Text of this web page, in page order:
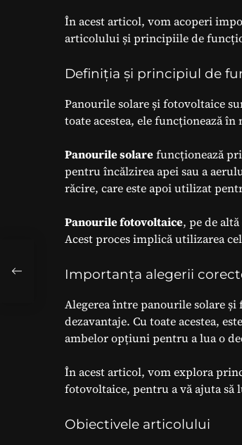
În acest articol, vom acoperi
articolului și principiile de
Definiția și principiul de
Panourile solare și fotovoltaice
toate acestea, ele funcționează
Panourile solarefuncționează
pentru încălzirea apei sau a
răcire, care este apoi utilizat
Panourile fotovoltaice, pe de
Acest proces implică utilizarea
Importanța alegerii
Alegerea între panourile solare
dezavantaje. Cu toate acestea,
ambelor opțiuni pentru a lua o
În acest articol, vom explora
fotovoltaice, pentru a vă ajuta să
Obiectivele articolului